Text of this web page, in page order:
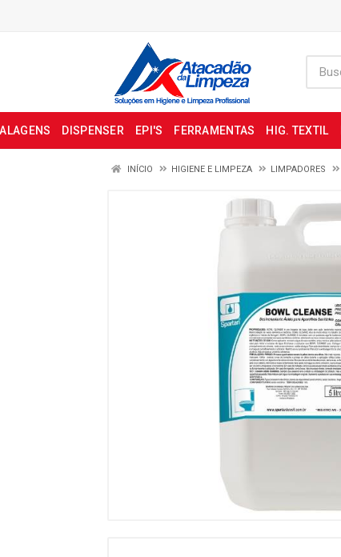
DISPENSER EPI'S FERRAMENTAS HIG. TEXTIL
INÍCIO HIGIENE E LIMPEZA LIMPADORES